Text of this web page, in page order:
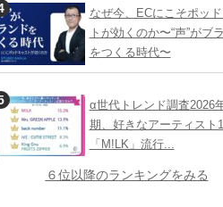
なぜ今、ECにこそポッ
トが効くのか〜“声”がブ
をつくる時代〜
α世代トレンド調査2026
期、好きなアーティスト
「M!LK」流行...
６位以降のランキングをみる